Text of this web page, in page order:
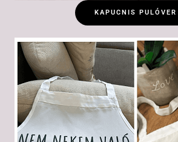
KAPUCNIS PULÓVER